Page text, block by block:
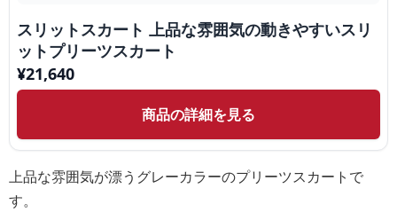
スリットスカート 上品な雰囲気の動きやすいスリ
ットプリーツスカート
¥21,640
商品の詳細を見る
上品な雰囲気が漂うグレーカラーのプリーツスカートで
す。